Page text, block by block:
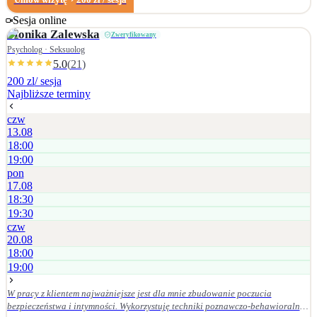
doświadczających m.in. obniżonego nastroju, lęku, stresu, poczucia
zagubienia, trudności w relacjach
Sesja online
Monika Zalewska Zweryfikowany
Psycholog · Seksuolog
5.0(21)
200 zl/ sesja
Najbliższe terminy
czw
13.08
18:00
19:00
pon
17.08
18:30
19:30
czw
20.08
18:00
19:00
W pracy z klientem najważniejsze jest dla mnie zbudowanie poczucia
bezpieczeństwa i intymności. Wykorzystuję techniki poznawczo-behawioralne,